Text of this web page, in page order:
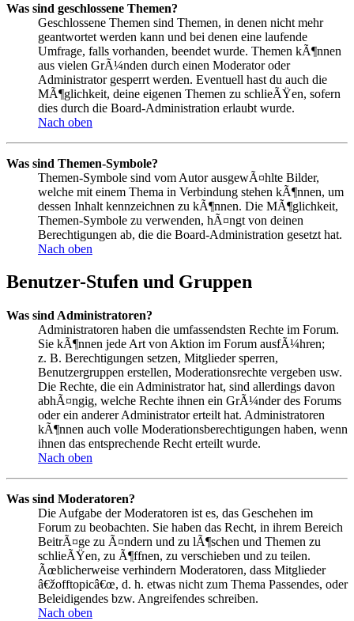
Was sind geschlossene Themen?
Geschlossene Themen sind Themen, in denen nicht mehr
geantwortet werden kann und bei denen eine laufende
Umfrage, falls vorhanden, beendet wurde. Themen kÃ¶nnen
aus vielen GrÃ¼nden durch einen Moderator oder
Administrator gesperrt werden. Eventuell hast du auch die
MÃ¶glichkeit, deine eigenen Themen zu schlieÃŸen, sofern
dies durch die Board-Administration erlaubt wurde.
Nach oben
Was sind Themen-Symbole?
Themen-Symbole sind vom Autor ausgewÃ¤hlte Bilder,
welche mit einem Thema in Verbindung stehen kÃ¶nnen, um
dessen Inhalt kennzeichnen zu kÃ¶nnen. Die MÃ¶glichkeit,
Themen-Symbole zu verwenden, hÃ¤ngt von deinen
Berechtigungen ab, die die Board-Administration gesetzt hat.
Nach oben
Benutzer-Stufen und Gruppen
Was sind Administratoren?
Administratoren haben die umfassendsten Rechte im Forum.
Sie kÃ¶nnen jede Art von Aktion im Forum ausfÃ¼hren;
z. B. Berechtigungen setzen, Mitglieder sperren,
Benutzergruppen erstellen, Moderationsrechte vergeben usw.
Die Rechte, die ein Administrator hat, sind allerdings davon
abhÃ¤ngig, welche Rechte ihnen ein GrÃ¼nder des Forums
oder ein anderer Administrator erteilt hat. Administratoren
kÃ¶nnen auch volle Moderationsberechtigungen haben, wenn
ihnen das entsprechende Recht erteilt wurde.
Nach oben
Was sind Moderatoren?
Die Aufgabe der Moderatoren ist es, das Geschehen im
Forum zu beobachten. Sie haben das Recht, in ihrem Bereich
BeitrÃ¤ge zu Ã¤ndern und zu lÃ¶schen und Themen zu
schlieÃŸen, zu Ã¶ffnen, zu verschieben und zu teilen.
Ãœblicherweise verhindern Moderatoren, dass Mitglieder
â€žofftopicâ€œ, d. h. etwas nicht zum Thema Passendes, oder
Beleidigendes bzw. Angreifendes schreiben.
Nach oben